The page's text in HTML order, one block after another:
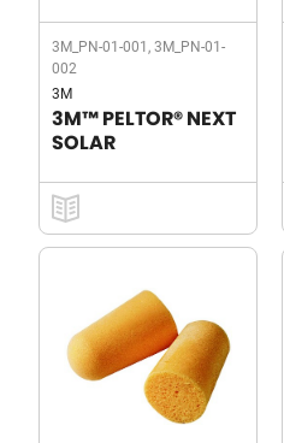
3M_PN-01-001, 3M_PN-01-
002
3M
3M™ PELTOR® NEXT
SOLAR